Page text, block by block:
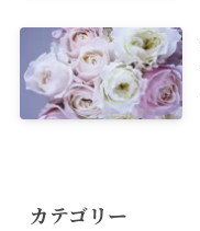
カテゴリー